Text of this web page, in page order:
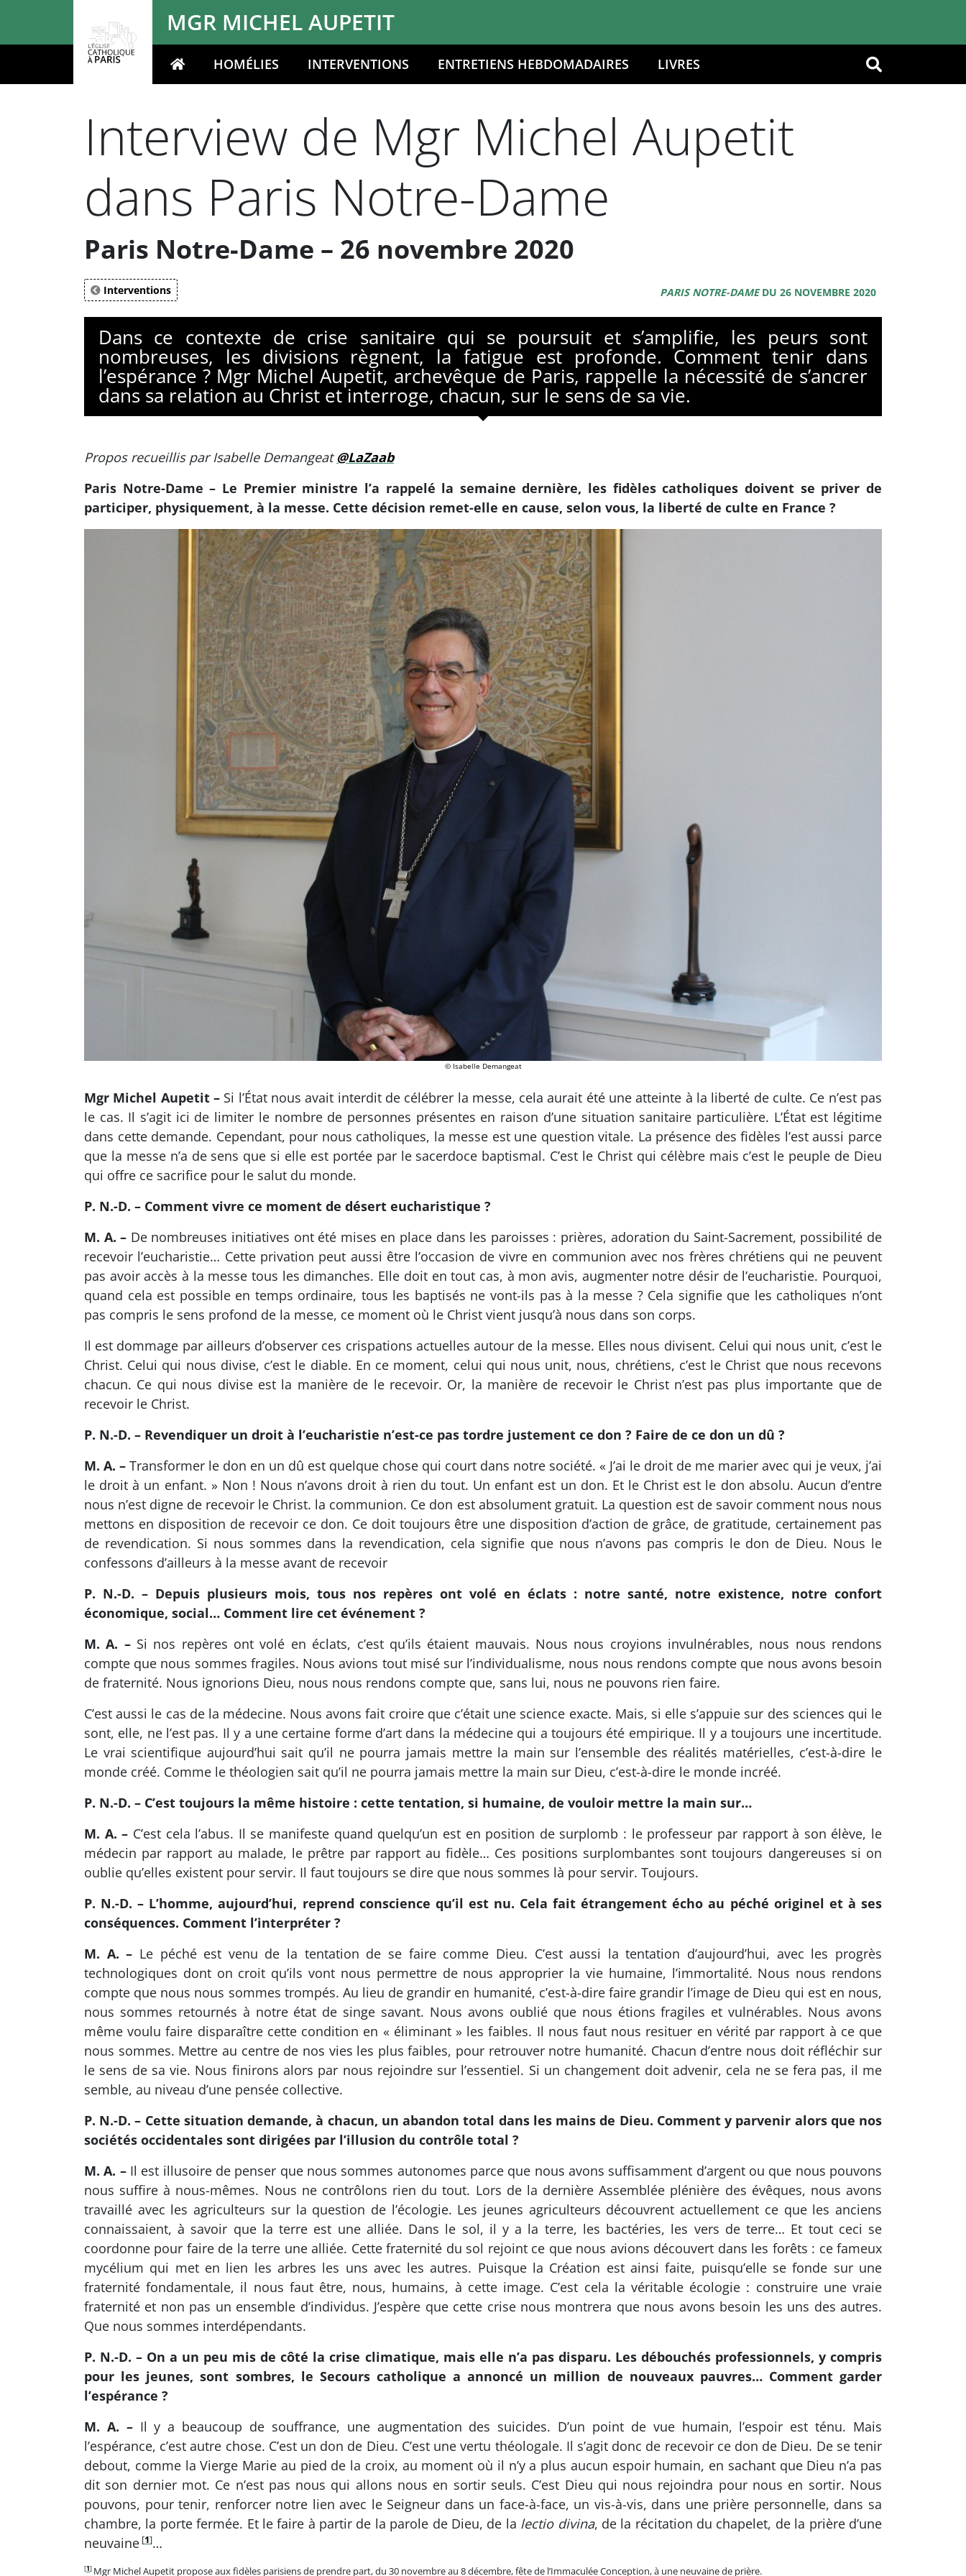
MGR MICHEL AUPETIT
Votre recherche OK
HOMÉLIES INTERVENTIONS ENTRETIENS HEBDOMADAIRES LIVRES
Interview de Mgr Michel Aupetit
dans Paris Notre-Dame
Paris Notre-Dame – 26 novembre 2020
Interventions PARIS NOTRE-DAMEDU 26 NOVEMBRE 2020
Dans ce contexte de crise sanitaire qui se poursuit et s’amplifie, les peurs sont
nombreuses, les divisions règnent, la fatigue est profonde. Comment tenir dans
l’espérance ? Mgr Michel Aupetit, archevêque de Paris, rappelle la nécessité de s’ancrer
dans sa relation au Christ et interroge, chacun, sur le sens de sa vie.
Propos recueillis par Isabelle Demangeat@LaZaab
Paris Notre-Dame – Le Premier ministre l’a rappelé la semaine dernière, les fidèles catholiques doivent se priver de
participer, physiquement, à la messe. Cette décision remet-elle en cause, selon vous, la liberté de culte en France ?
© Isabelle Demangeat
Mgr Michel Aupetit –Si l’État nous avait interdit de célébrer la messe, cela aurait été une atteinte à la liberté de culte. Ce n’est pas
le cas. Il s’agit ici de limiter le nombre de personnes présentes en raison d’une situation sanitaire particulière. L’État est légitime
dans cette demande. Cependant, pour nous catholiques, la messe est une question vitale. La présence des fidèles l’est aussi parce
que la messe n’a de sens que si elle est portée par le sacerdoce baptismal. C’est le Christ qui célèbre mais c’est le peuple de Dieu
qui offre ce sacrifice pour le salut du monde.
P. N.-D. – Comment vivre ce moment de désert eucharistique ?
M. A. – De nombreuses initiatives ont été mises en place dans les paroisses : prières, adoration du Saint-Sacrement, possibilité de
recevoir l’eucharistie… Cette privation peut aussi être l’occasion de vivre en communion avec nos frères chrétiens qui ne peuvent
pas avoir accès à la messe tous les dimanches. Elle doit en tout cas, à mon avis, augmenter notre désir de l’eucharistie. Pourquoi,
quand cela est possible en temps ordinaire, tous les baptisés ne vont-ils pas à la messe ? Cela signifie que les catholiques n’ont
pas compris le sens profond de la messe, ce moment où le Christ vient jusqu’à nous dans son corps.
Il est dommage par ailleurs d’observer ces crispations actuelles autour de la messe. Elles nous divisent. Celui qui nous unit, c’est le
Christ. Celui qui nous divise, c’est le diable. En ce moment, celui qui nous unit, nous, chrétiens, c’est le Christ que nous recevons
chacun. Ce qui nous divise est la manière de le recevoir. Or, la manière de recevoir le Christ n’est pas plus importante que de
recevoir le Christ.
P. N.-D. – Revendiquer un droit à l’eucharistie n’est-ce pas tordre justement ce don ? Faire de ce don un dû ?
M. A. – Transformer le don en un dû est quelque chose qui court dans notre société. « J’ai le droit de me marier avec qui je veux, j’ai
le droit à un enfant. » Non ! Nous n’avons droit à rien du tout. Un enfant est un don. Et le Christ est le don absolu. Aucun d’entre
nous n’est digne de recevoir le Christ. la communion. Ce don est absolument gratuit. La question est de savoir comment nous nous
mettons en disposition de recevoir ce don. Ce doit toujours être une disposition d’action de grâce, de gratitude, certainement pas
de revendication. Si nous sommes dans la revendication, cela signifie que nous n’avons pas compris le don de Dieu. Nous le
confessons d’ailleurs à la messe avant de recevoir
P. N.-D. – Depuis plusieurs mois, tous nos repères ont volé en éclats : notre santé, notre existence, notre confort
économique, social… Comment lire cet événement ?
M. A. –Si nos repères ont volé en éclats, c’est qu’ils étaient mauvais. Nous nous croyions invulnérables, nous nous rendons
compte que nous sommes fragiles. Nous avions tout misé sur l’individualisme, nous nous rendons compte que nous avons besoin
de fraternité. Nous ignorions Dieu, nous nous rendons compte que, sans lui, nous ne pouvons rien faire.
C’est aussi le cas de la médecine. Nous avons fait croire que c’était une science exacte. Mais, si elle s’appuie sur des sciences qui le
sont, elle, ne l’est pas. Il y a une certaine forme d’art dans la médecine qui a toujours été empirique. Il y a toujours une incertitude.
Le vrai scientifique aujourd’hui sait qu’il ne pourra jamais mettre la main sur l’ensemble des réalités matérielles, c’est-à-dire le
monde créé. Comme le théologien sait qu’il ne pourra jamais mettre la main sur Dieu, c’est-à-dire le monde incréé.
P. N.-D. – C’est toujours la même histoire : cette tentation, si humaine, de vouloir mettre la main sur…
M. A. – C’est cela l’abus. Il se manifeste quand quelqu’un est en position de surplomb : le professeur par rapport à son élève, le
médecin par rapport au malade, le prêtre par rapport au fidèle… Ces positions surplombantes sont toujours dangereuses si on
oublie qu’elles existent pour servir. Il faut toujours se dire que nous sommes là pour servir. Toujours.
P. N.-D. – L’homme, aujourd’hui, reprend conscience qu’il est nu. Cela fait étrangement écho au péché originel et à ses
conséquences. Comment l’interpréter ?
M. A. – Le péché est venu de la tentation de se faire comme Dieu. C’est aussi la tentation d’aujourd’hui, avec les progrès
technologiques dont on croit qu’ils vont nous permettre de nous approprier la vie humaine, l’immortalité. Nous nous rendons
compte que nous nous sommes trompés. Au lieu de grandir en humanité, c’est-à-dire faire grandir l’image de Dieu qui est en nous,
nous sommes retournés à notre état de singe savant. Nous avons oublié que nous étions fragiles et vulnérables. Nous avons
même voulu faire disparaître cette condition en « éliminant » les faibles. Il nous faut nous resituer en vérité par rapport à ce que
nous sommes. Mettre au centre de nos vies les plus faibles, pour retrouver notre humanité. Chacun d’entre nous doit réfléchir sur
le sens de sa vie. Nous finirons alors par nous rejoindre sur l’essentiel. Si un changement doit advenir, cela ne se fera pas, il me
semble, au niveau d’une pensée collective.
P. N.-D. – Cette situation demande, à chacun, un abandon total dans les mains de Dieu. Comment y parvenir alors que nos
sociétés occidentales sont dirigées par l’illusion du contrôle total ?
M. A. –Il est illusoire de penser que nous sommes autonomes parce que nous avons suffisamment d’argent ou que nous pouvons
nous suffire à nous-mêmes. Nous ne contrôlons rien du tout. Lors de la dernière Assemblée plénière des évêques, nous avons
travaillé avec les agriculteurs sur la question de l’écologie. Les jeunes agriculteurs découvrent actuellement ce que les anciens
connaissaient, à savoir que la terre est une alliée. Dans le sol, il y a la terre, les bactéries, les vers de terre… Et tout ceci se
coordonne pour faire de la terre une alliée. Cette fraternité du sol rejoint ce que nous avions découvert dans les forêts : ce fameux
mycélium qui met en lien les arbres les uns avec les autres. Puisque la Création est ainsi faite, puisqu’elle se fonde sur une
fraternité fondamentale, il nous faut être, nous, humains, à cette image. C’est cela la véritable écologie : construire une vraie
fraternité et non pas un ensemble d’individus. J’espère que cette crise nous montrera que nous avons besoin les uns des autres.
Que nous sommes interdépendants.
P. N.-D. – On a un peu mis de côté la crise climatique, mais elle n’a pas disparu. Les débouchés professionnels, y compris
pour les jeunes, sont sombres, le Secours catholique a annoncé un million de nouveaux pauvres… Comment garder
l’espérance ?
M. A. –Il y a beaucoup de souffrance, une augmentation des suicides. D’un point de vue humain, l’espoir est ténu. Mais
l’espérance, c’est autre chose. C’est un don de Dieu. C’est une vertu théologale. Il s’agit donc de recevoir ce don de Dieu. De se tenir
debout, comme la Vierge Marie au pied de la croix, au moment où il n’y a plus aucun espoir humain, en sachant que Dieu n’a pas
dit son dernier mot. Ce n’est pas nous qui allons nous en sortir seuls. C’est Dieu qui nous rejoindra pour nous en sortir. Nous
pouvons, pour tenir, renforcer notre lien avec le Seigneur dans un face-à-face, un vis-à-vis, dans une prière personnelle, dans sa
chambre, la porte fermée. Et le faire à partir de la parole de Dieu, de la lectio divina, de la récitation du chapelet, de la prière d’une
neuvaine [1]…
[1] Mgr Michel Aupetit propose aux fidèles parisiens de prendre part, du 30 novembre au 8 décembre, fête de l’Immaculée Conception, à une neuvaine de prière.